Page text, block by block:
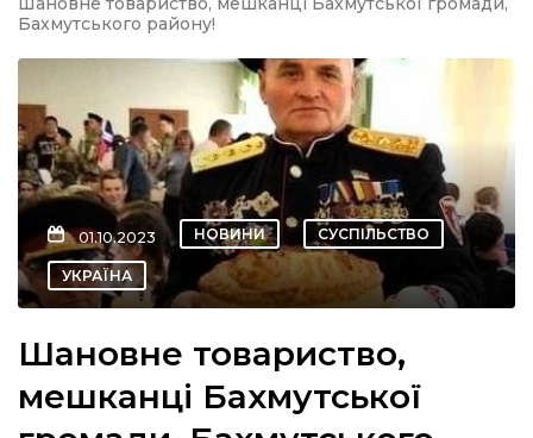
евакуації
новини
Бахмутського району!
01.10.2023 НОВИНИ СУСПІЛЬСТВО
УКРАЇНА
Шановне товариство,
мешканці Бахмутської